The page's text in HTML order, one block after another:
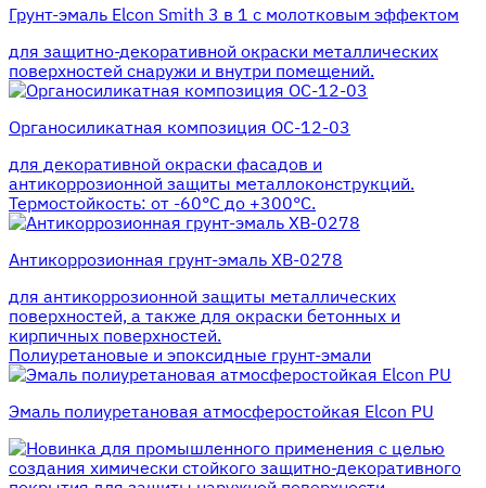
Грунт-эмаль Elcon Smith 3 в 1 с молотковым эффектом
для защитно-декоративной окраски металлических
поверхностей снаружи и внутри помещений.
Органосиликатная композиция ОС-12-03
для декоративной окраски фасадов и
антикоррозионной защиты металлоконструкций.
Термостойкость: от -60°С до +300°С.
Антикоррозионная грунт-эмаль ХВ-0278
для антикоррозионной защиты металлических
поверхностей, а также для окраски бетонных и
кирпичных поверхностей.
Полиуретановые и эпоксидные грунт-эмали
Эмаль полиуретановая атмосферостойкая Elcon PU
для промышленного применения с целью
создания химически стойкого защитно-декоративного